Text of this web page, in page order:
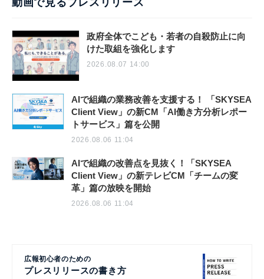
動画で見るプレスリリース
政府全体でこども・若者の自殺防止に向
けた取組を強化します
2026.08.07 14:00
AIで組織の業務改善を支援する！ 「SKYSEA
Client View」の新CM「AI働き方分析レポー
トサービス」篇を公開
2026.08.06 11:04
AIで組織の改善点を見抜く！「SKYSEA
Client View」の新テレビCM「チームの変
革」篇の放映を開始
2026.08.06 11:04
広報初心者のための
プレスリリースの書き方